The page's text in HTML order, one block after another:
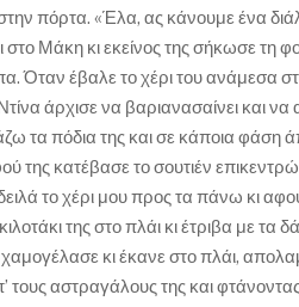
πόρτα. «Έλα, ας κάνουμε ένα
Μάκη κι εκείνος της σήκωσε τη
Όταν έβαλε το χέρι του ανάμεσα
άρχισε να βαριανασαίνει και να
τα πόδια της και σε κάποια φάση
της κατέβασε το σουτιέν
το χέρι μου προς τα πάνω κι
της στο πλάι κι έτριβα με
κι έκανε στο πλάι,
τους αστραγάλους της και